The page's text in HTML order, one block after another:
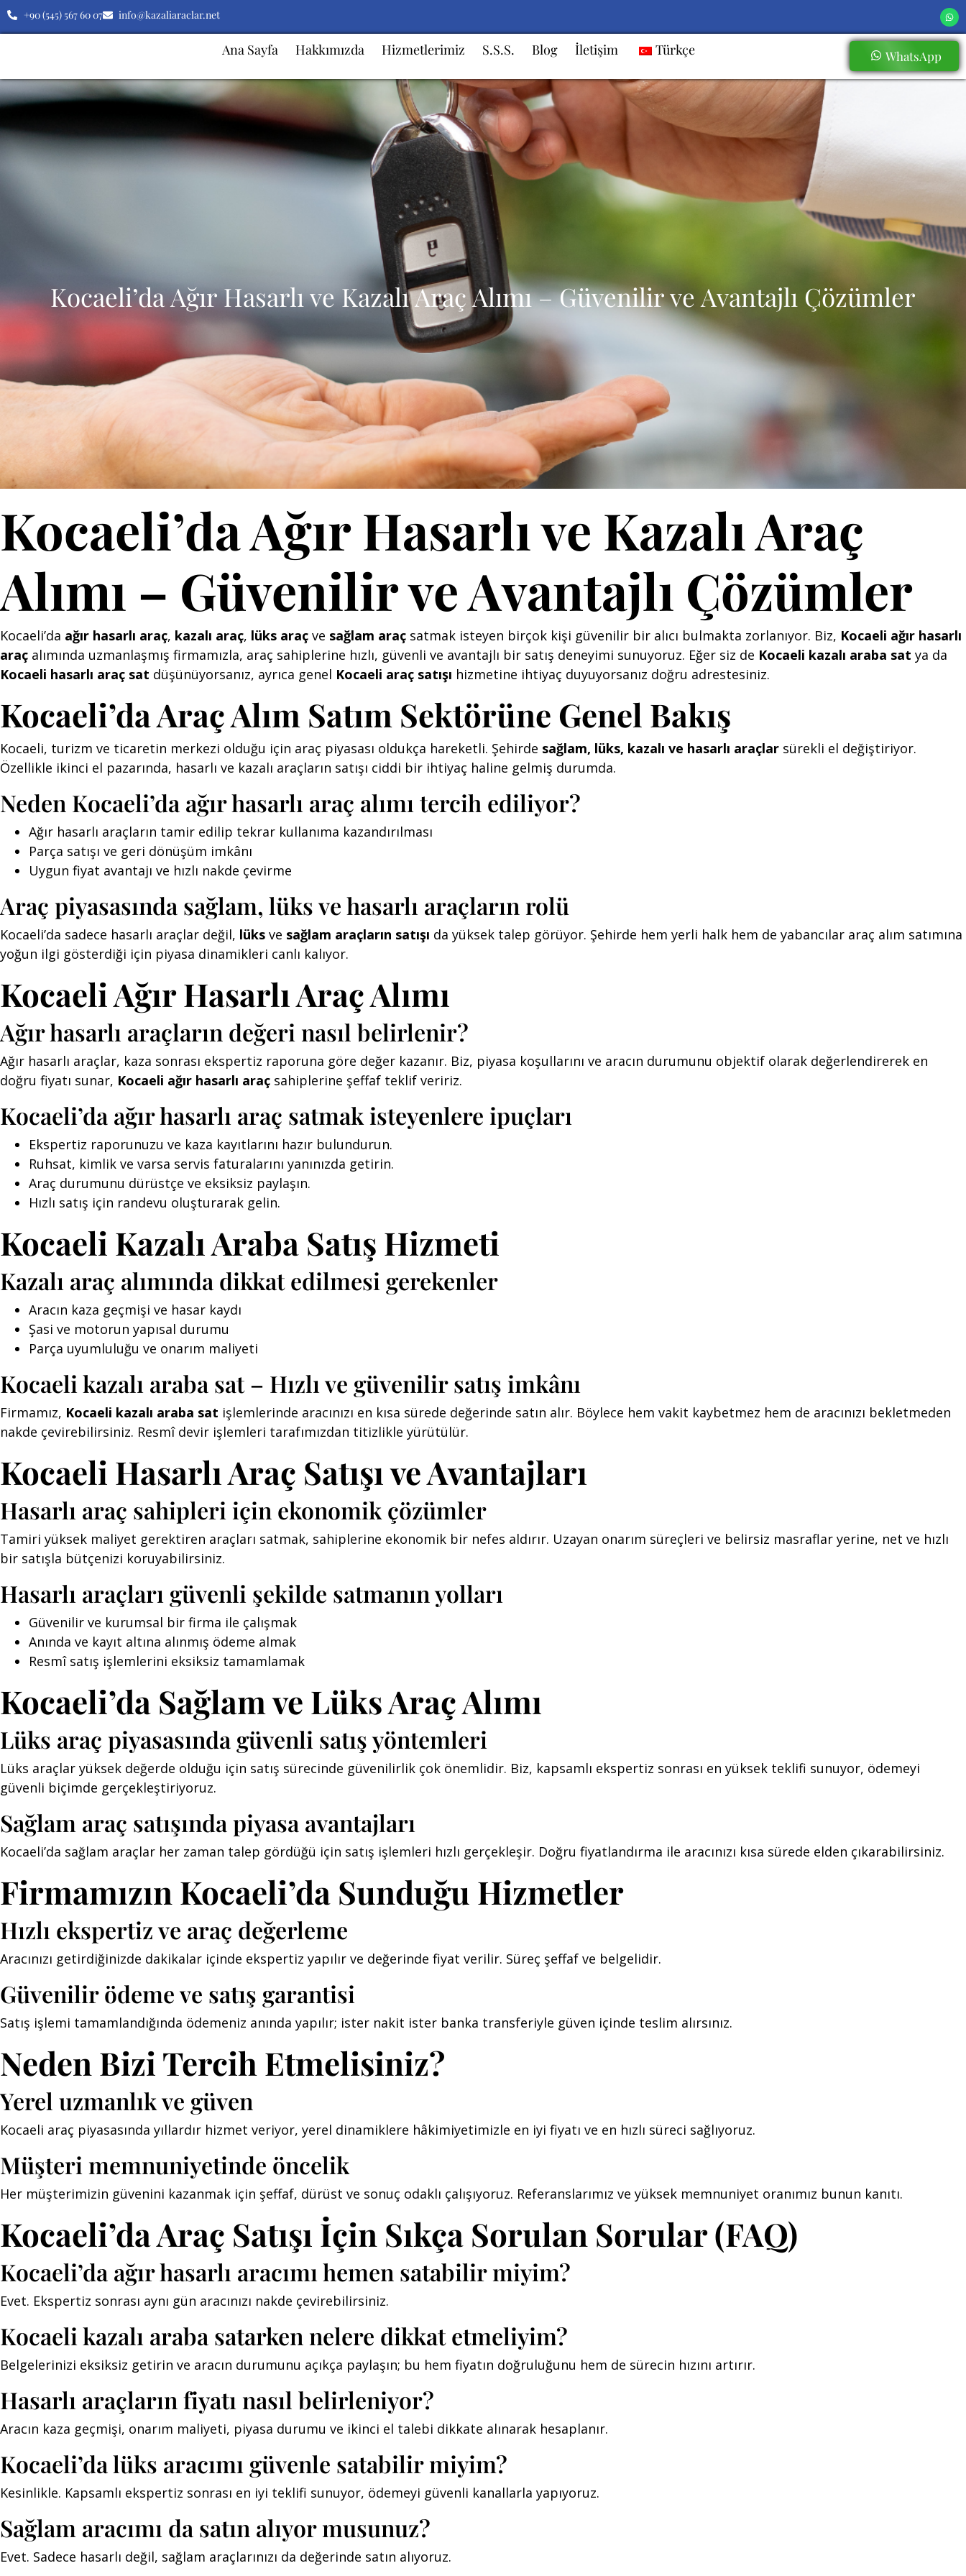
+90 (545) 567 60 07 info@kazaliaraclar.net
Ana Sayfa Hakkımızda Hizmetlerimiz S.S.S. Blog İletişim Türkçe WhatsApp
Kocaeli’da Ağır Hasarlı ve Kazalı Araç Alımı – Güvenilir ve Avantajlı Çözümler
Kocaeli’da Ağır Hasarlı ve Kazalı Araç
Alımı – Güvenilir ve Avantajlı Çözümler
Kocaeli’da ağır hasarlı araç, kazalı araç, lüks araç ve sağlam araç satmak isteyen birçok kişi güvenilir bir alıcı bulmakta zorlanıyor. Biz, Kocaeli ağır hasarlı
araç alımında uzmanlaşmış firmamızla, araç sahiplerine hızlı, güvenli ve avantajlı bir satış deneyimi sunuyoruz. Eğer siz de Kocaeli kazalı araba sat ya da
Kocaeli hasarlı araç sat düşünüyorsanız, ayrıca genel Kocaeli araç satışı hizmetine ihtiyaç duyuyorsanız doğru adrestesiniz.
Kocaeli’da Araç Alım Satım Sektörüne Genel Bakış
Kocaeli, turizm ve ticaretin merkezi olduğu için araç piyasası oldukça hareketli. Şehirde sağlam, lüks, kazalı ve hasarlı araçlar sürekli el değiştiriyor.
Özellikle ikinci el pazarında, hasarlı ve kazalı araçların satışı ciddi bir ihtiyaç haline gelmiş durumda.
Neden Kocaeli’da ağır hasarlı araç alımı tercih ediliyor?
Ağır hasarlı araçların tamir edilip tekrar kullanıma kazandırılması
Parça satışı ve geri dönüşüm imkânı
Uygun fiyat avantajı ve hızlı nakde çevirme
Araç piyasasında sağlam, lüks ve hasarlı araçların rolü
Kocaeli’da sadece hasarlı araçlar değil, lüks ve sağlam araçların satışı da yüksek talep görüyor. Şehirde hem yerli halk hem de yabancılar araç alım satımına
yoğun ilgi gösterdiği için piyasa dinamikleri canlı kalıyor.
Kocaeli Ağır Hasarlı Araç Alımı
Ağır hasarlı araçların değeri nasıl belirlenir?
Ağır hasarlı araçlar, kaza sonrası ekspertiz raporuna göre değer kazanır. Biz, piyasa koşullarını ve aracın durumunu objektif olarak değerlendirerek en
doğru fiyatı sunar, Kocaeli ağır hasarlı araç sahiplerine şeffaf teklif veririz.
Kocaeli’da ağır hasarlı araç satmak isteyenlere ipuçları
Ekspertiz raporunuzu ve kaza kayıtlarını hazır bulundurun.
Ruhsat, kimlik ve varsa servis faturalarını yanınızda getirin.
Araç durumunu dürüstçe ve eksiksiz paylaşın.
Hızlı satış için randevu oluşturarak gelin.
Kocaeli Kazalı Araba Satış Hizmeti
Kazalı araç alımında dikkat edilmesi gerekenler
Aracın kaza geçmişi ve hasar kaydı
Şasi ve motorun yapısal durumu
Parça uyumluluğu ve onarım maliyeti
Kocaeli kazalı araba sat – Hızlı ve güvenilir satış imkânı
Firmamız, Kocaeli kazalı araba sat işlemlerinde aracınızı en kısa sürede değerinde satın alır. Böylece hem vakit kaybetmez hem de aracınızı bekletmeden
nakde çevirebilirsiniz. Resmî devir işlemleri tarafımızdan titizlikle yürütülür.
Kocaeli Hasarlı Araç Satışı ve Avantajları
Hasarlı araç sahipleri için ekonomik çözümler
Tamiri yüksek maliyet gerektiren araçları satmak, sahiplerine ekonomik bir nefes aldırır. Uzayan onarım süreçleri ve belirsiz masraflar yerine, net ve hızlı
bir satışla bütçenizi koruyabilirsiniz.
Hasarlı araçları güvenli şekilde satmanın yolları
Güvenilir ve kurumsal bir firma ile çalışmak
Anında ve kayıt altına alınmış ödeme almak
Resmî satış işlemlerini eksiksiz tamamlamak
Kocaeli’da Sağlam ve Lüks Araç Alımı
Lüks araç piyasasında güvenli satış yöntemleri
Lüks araçlar yüksek değerde olduğu için satış sürecinde güvenilirlik çok önemlidir. Biz, kapsamlı ekspertiz sonrası en yüksek teklifi sunuyor, ödemeyi
güvenli biçimde gerçekleştiriyoruz.
Sağlam araç satışında piyasa avantajları
Kocaeli’da sağlam araçlar her zaman talep gördüğü için satış işlemleri hızlı gerçekleşir. Doğru fiyatlandırma ile aracınızı kısa sürede elden çıkarabilirsiniz.
Firmamızın Kocaeli’da Sunduğu Hizmetler
Hızlı ekspertiz ve araç değerleme
Aracınızı getirdiğinizde dakikalar içinde ekspertiz yapılır ve değerinde fiyat verilir. Süreç şeffaf ve belgelidir.
Güvenilir ödeme ve satış garantisi
Satış işlemi tamamlandığında ödemeniz anında yapılır; ister nakit ister banka transferiyle güven içinde teslim alırsınız.
Neden Bizi Tercih Etmelisiniz?
Yerel uzmanlık ve güven
Kocaeli araç piyasasında yıllardır hizmet veriyor, yerel dinamiklere hâkimiyetimizle en iyi fiyatı ve en hızlı süreci sağlıyoruz.
Müşteri memnuniyetinde öncelik
Her müşterimizin güvenini kazanmak için şeffaf, dürüst ve sonuç odaklı çalışıyoruz. Referanslarımız ve yüksek memnuniyet oranımız bunun kanıtı.
Kocaeli’da Araç Satışı İçin Sıkça Sorulan Sorular (FAQ)
Kocaeli’da ağır hasarlı aracımı hemen satabilir miyim?
Evet. Ekspertiz sonrası aynı gün aracınızı nakde çevirebilirsiniz.
Kocaeli kazalı araba satarken nelere dikkat etmeliyim?
Belgelerinizi eksiksiz getirin ve aracın durumunu açıkça paylaşın; bu hem fiyatın doğruluğunu hem de sürecin hızını artırır.
Hasarlı araçların fiyatı nasıl belirleniyor?
Aracın kaza geçmişi, onarım maliyeti, piyasa durumu ve ikinci el talebi dikkate alınarak hesaplanır.
Kocaeli’da lüks aracımı güvenle satabilir miyim?
Kesinlikle. Kapsamlı ekspertiz sonrası en iyi teklifi sunuyor, ödemeyi güvenli kanallarla yapıyoruz.
Sağlam aracımı da satın alıyor musunuz?
Evet. Sadece hasarlı değil, sağlam araçlarınızı da değerinde satın alıyoruz.